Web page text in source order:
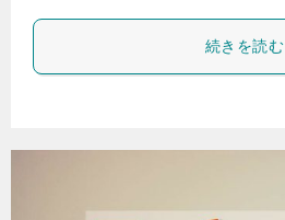
続きを読む